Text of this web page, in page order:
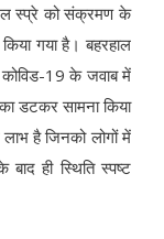
स्प्रे को संक्रमण के
गया है। बहरहाल
19 के जवाब में
डटकर सामना किया
है जिनको लोगों में
बाद ही स्थिति स्पष्ट